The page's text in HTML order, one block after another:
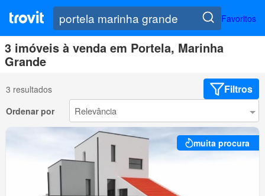
Favoritos
3 imóveis à venda em Portela, Marinha
Grande
3 resultados Filtros
Ordenar por
muita procura